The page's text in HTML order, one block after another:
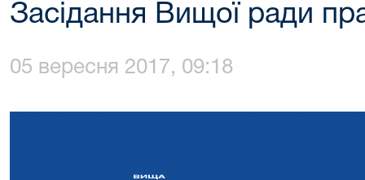
Засідання Вищої ради
05 вересня 2017, 09:18